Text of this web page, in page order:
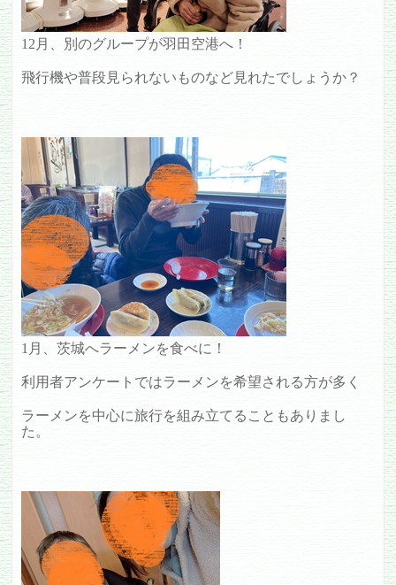
12月、別のグループが羽田空港へ！
飛行機や普段見られないものなど見れたでしょうか？
1月、茨城へラーメンを食べに！
利用者アンケートではラーメンを希望される方が多く
ラーメンを中心に旅行を組み立てることもありまし
た。